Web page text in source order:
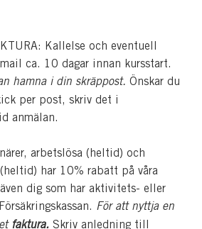
Kallelse och eventuell
ca. 10 dagar innan kursstart.
hamna i din skräppost. Önskar du
per post, skriv det i
anmälan.
arbetslösa (heltid) och
har 10% rabatt på våra
dig som har aktivitets- eller
För att nyttja en
faktura. Skriv anledning till